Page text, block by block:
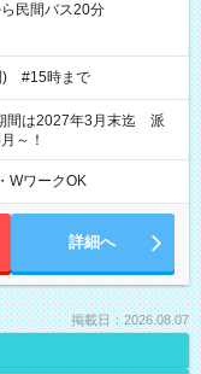
民間バス20分
) #15時まで
間は2027年3月末迄 派
～！
WワークOK
詳細へ
掲載日：2026.08.07